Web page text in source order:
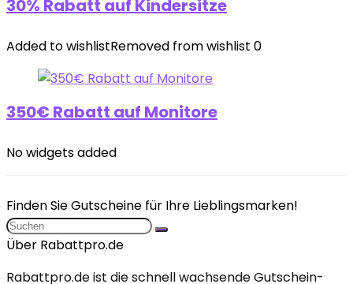
30% Rabatt auf Kindersitze
Added to wishlistRemoved from wishlist 0
350€ Rabatt auf Monitore
No widgets added
Finden Sie Gutscheine für Ihre Lieblingsmarken!
Über Rabattpro.de
Rabattpro.de ist die schnell wachsende Gutschein-